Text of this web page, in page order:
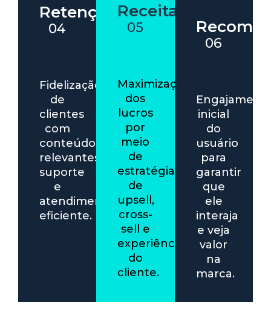
Retenção
04
Fidelização
de
clientes
com
conteúdos
relevantes,
suporte
e
atendimento
eficiente.
Receita
05
Maximização
dos
lucros
por
meio
de
estratégias
de
upsell,
cross-
sell e
experiência
do
cliente.
06
inicial
do
usuário
para
garantir
que
ele
interaja
e veja
valor
na
marca.